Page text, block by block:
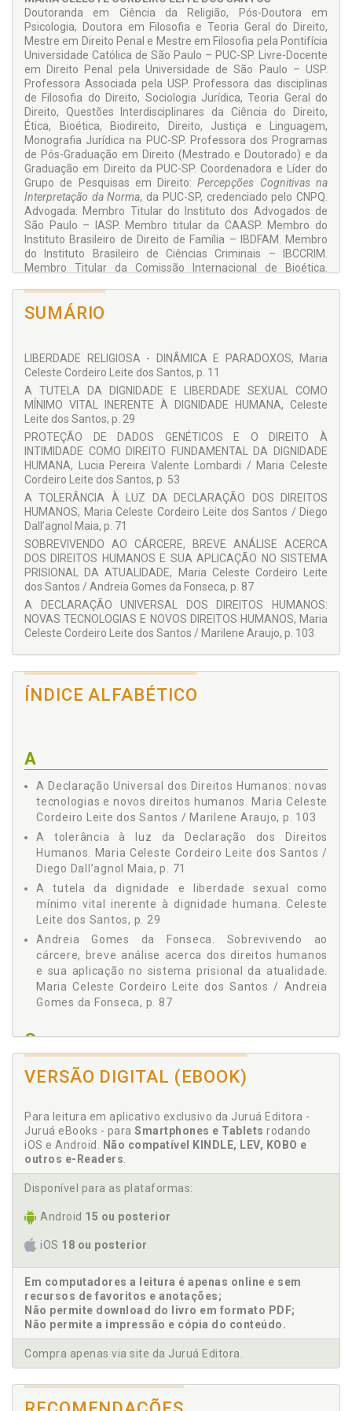
• no Capítulo V, sobre a sobrevivência ao cárcere, breve
análise dos Direitos Humanos e sua aplicação no sistema
prisional da atualidade;
• no Capítulo VI, sobre as novas tecnologias e novos Direitos
Humanos.
Os textos reunidos neste volume, longe de se reduzirem a
escritos circunstanciais, permitem exprimir a antiga
preocupação no ensino filosófico da disciplina jurídica de
levantar questões históricas fundantes, comparando-as com
as polêmicas e políticas públicas, trazidas pelos múltiplos
altares da modernidade recente.
Texto extraído e adaptado da apresentação contida nesta
obra, de autoria da Dra. Maria Celeste Cordeiro Leite dos
Santos, Professora Livre-Docente em Direito Penal –
USP; Professora Doutora em Filosofia do Direito – PUC-
SP; Doutoranda em Ciência da Religião – PUC-SP; Líder
do Grupo de PesquisaPercepções Cognitivas na
Interpretação da Norma.
Doutoranda em Ciência da Religião, Pós-Doutora em
Psicologia, Doutora em Filosofia e Teoria Geral do Direito,
Mestre em Direito Penal e Mestre em Filosofia pela Pontifícia
Universidade Católica de São Paulo – PUC-SP. Livre-Docente
em Direito Penal pela Universidade de São Paulo – USP.
Professora Associada pela USP. Professora das disciplinas
de Filosofia do Direito, Sociologia Jurídica, Teoria Geral do
Direito, Questões Interdisciplinares da Ciência do Direito,
Ética, Bioética, Biodireito, Direito, Justiça e Linguagem,
Monografia Jurídica na PUC-SP. Professora dos Programas
de Pós-Graduação em Direito (Mestrado e Doutorado) e da
Graduação em Direito da PUC-SP. Coordenadora e Líder do
Grupo de Pesquisas em Direito:Percepções Cognitivas na
Interpretação da Norma, da PUC-SP, credenciado pelo CNPQ.
Advogada. Membro Titular do Instituto dos Advogados de
São Paulo – IASP. Membro titular da CAASP. Membro do
Instituto Brasileiro de Direito de Família – IBDFAM. Mem­bro
do Instituto Brasileiro de Ciências Criminais – IBCCRIM.
Membro Titular da Comissão Internacional de Bioética.
(Paris, França). Membro do Instituto Internacional de Filosofia
do Direito. Membro Fundadora da Comissão de Bioética e
MARILENE ARAUJO
Doutoranda em Filosofia do Direito, Mestra em Direito das
Relações Sociais e Especialista em Direito Administrativo
pela Pontifícia Universidade Católica de São Paulo – PUC-SP.
Especialista em Processo Civil pela Escola Superior da
Procuradoria Geral do Estado de São Paulo. Advogada.
Membro do Instituto Brasileiro de Direito Constitucional –
IBDC. Membro do Grupo de Pesquisas em Direito:Percepções
Cognitivas na Interpretação da Norma
, da PUC-SP, credenciado
pelo CNPQ.
COLABORADORES
Andreia Gomes da Fonseca
Celeste Leite dos Santos
Diego Dall’agnol Maia
Lucia Pereira Valente Lombardi
Maria Celeste Cordeiro Leite dos Santos
SUMÁRIO
LIBERDADE RELIGIOSA - DINÂMICA E PARADOXOS, Maria
Celeste Cordeiro Leite dos Santos, p. 11
A TUTELA DA DIGNIDADE E LIBERDADE SEXUAL COMO
MÍNIMO VITAL INERENTE À DIGNIDADE HUMANA, Celeste
Leite dos Santos, p. 29
PROTEÇÃO DE DADOS GENÉTICOS E O DIREITO À
INTIMIDADE COMO DIREITO FUNDAMENTAL DA DIGNIDADE
HUMANA, Lucia Pereira Valente Lombardi / Maria Celeste
Cordeiro Leite dos Santos, p. 53
A TOLERÂNCIA À LUZ DA DECLARAÇÃO DOS DIREITOS
HUMANOS, Maria Celeste Cordeiro Leite dos Santos / Diego
Dall’agnol Maia, p. 71
SOBREVIVENDO AO CÁRCERE, BREVE ANÁLISE ACERCA
DOS DIREITOS HUMANOS E SUA APLICAÇÃO NO SISTEMA
PRISIONAL DA ATUALIDADE, Maria Celeste Cordeiro Leite
dos Santos / Andreia Gomes da Fonseca, p. 87
A DECLARAÇÃO UNIVERSAL DOS DIREITOS HUMANOS:
NOVAS TECNOLOGIAS E NOVOS DIREITOS HUMANOS, Maria
Celeste Cordeiro Leite dos Santos / Marilene Araujo, p. 103
ÍNDICE ALFABÉTICO
A
A Declaração Universal dos Direitos Humanos: novas
tecnologias e novos direitos humanos. Maria Celeste
Cordeiro Leite dos Santos / Marilene Araujo, p. 103
A tolerância à luz da Declaração dos Direitos
Humanos. Maria Celeste Cordeiro Leite dos Santos /
Diego Dall’agnol Maia, p. 71
A tutela da dignidade e liberdade sexual como
mínimo vital inerente à dignidade humana. Celeste
Leite dos Santos, p. 29
Andreia Gomes da Fonseca. Sobrevivendo ao
cárcere, breve análise acerca dos direitos humanos
e sua aplicação no sistema prisional da atualidade.
Maria Celeste Cordeiro Leite dos Santos / Andreia
Gomes da Fonseca, p. 87
C
Cárcere. Sobrevivendo ao cárcere, breve análise
acerca dos direitos humanos e sua aplicação no
Cordeiro Leite dos Santos / Andreia Gomes da
Fonseca, p. 87
Celeste Leite dos Santos. A tutela da dignidade e
liberdade sexual como mínimo vital inerente à
dignidade humana, p. 29
Maria Celeste Cordeiro Leite dos Santos, p. 11
D
Dados genéticos. Proteção de dados genéticos e o
direito à intimidade como direito fundamental da
dignidade humana. Lucia Pereira Valente Lombardi /
Maria Celeste Cordeiro Leite dos Santos, p. 53
Declaração dos Direitos Humanos. A tolerância à luz
da Declaração dos Direitos Humanos. Maria Celeste
VERSÃO DIGITAL (EBOOK)
Para leitura em aplicativo exclusivo da Juruá Editora -
Juruá eBooks - para Smartphones e Tablets rodando
iOS e Android. Não compatível KINDLE, LEV, KOBO e
outros e-Readers.
Disponível para as plataformas:
Android 15 ou posterior
iOS 18 ou posterior
Em computadores a leitura é apenas online e sem
recursos de favoritos e anotações;
Não permite download do livro em formato PDF;
Não permite a impressão e cópia do conteúdo.
Compra apenas via site da Juruá Editora.